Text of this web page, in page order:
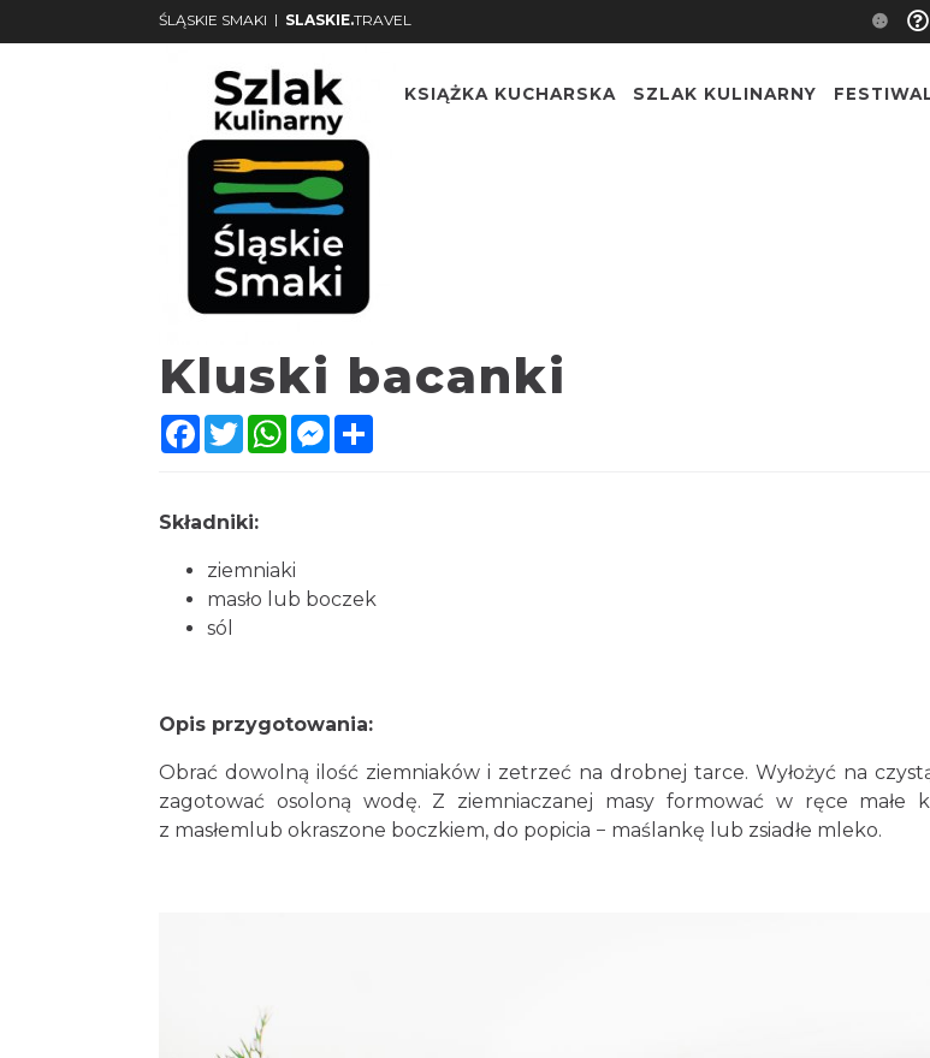
ŚLĄSKIE SMAKI | SLASKIE.TRAVEL
KSIĄŻKA KUCHARSKA SZLAK KULINARNY
Kluski bacanki
Facebook
TwitterWhatsAppMessenger
Składniki:
ziemniaki
masło lub boczek
sól
Opis przygotowania:
Obrać dowolną ilość ziemniaków i zetrzeć na drobnej tarce. Wyłożyć na
zagotować osoloną wodę. Z ziemniaczanej masy formować w ręce
z masłemlub okraszone boczkiem, do popicia − maślankę lub zsiadłe mleko.